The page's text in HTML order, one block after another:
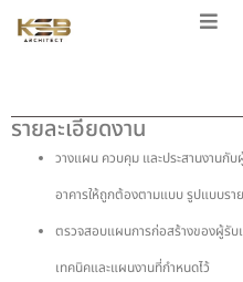
รายละเอียดงาน
วางแผน ควบคุม และประสานงานกับ
อาคารให้ถูกต้องตามแบบ รูปแบบร
ตรวจสอบแผนการก่อสร้างของผู้รับ
เทคนิคและแผนงานที่กำหนดไว้